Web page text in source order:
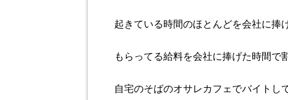
起きている時間のほとんどを会社に捧
もらってる給料を会社に捧げた時間で
自宅のそばのオサレカフェでバイトし